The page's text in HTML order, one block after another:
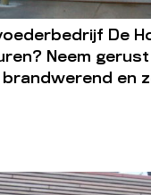
De
Neem
en